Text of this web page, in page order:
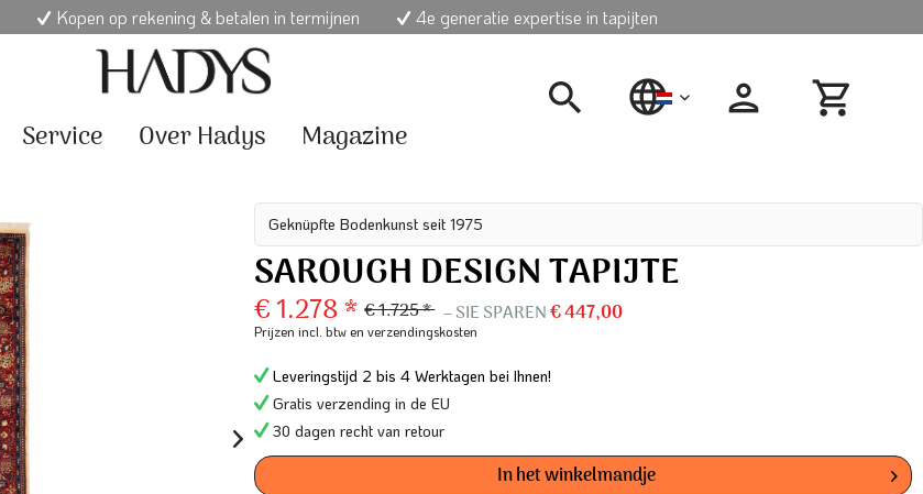
Kopen op rekening & betalen in termijnen 4e generatie expertise in tapijten
nederlands
Service Over Hadys Magazine
Geknüpfte Bodenkunst seit 1975
SAROUGH DESIGN TAPIJTE
€ 1.278 * € 1.725 * – SIE SPAREN€ 447,00
Prijzen incl. btwen verzendingskosten
Leveringstijd 2 bis 4 Werktagen bei Ihnen!
Gratis verzending in de EU
30 dagen recht van retour
In het winkelmandje